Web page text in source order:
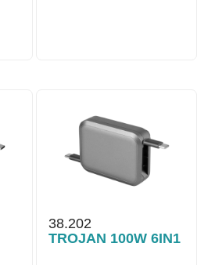
38.202
TROJAN 100W 6IN1